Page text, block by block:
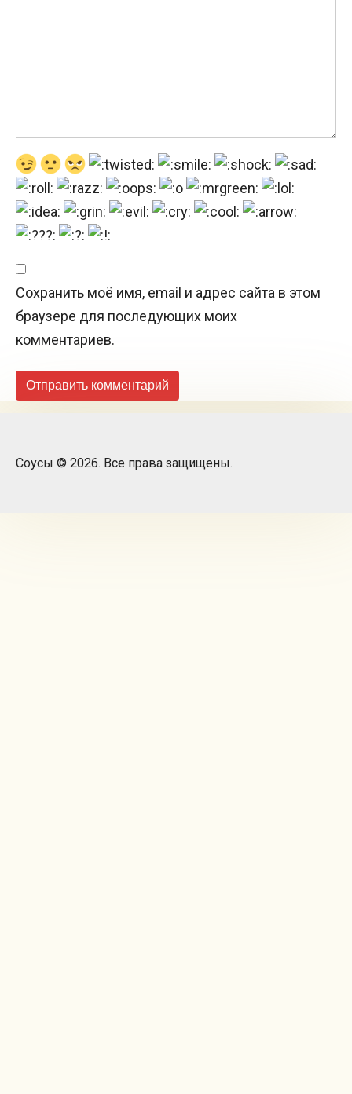
Сохранить моё имя, email и адрес сайта в этом
браузере для последующих моих
комментариев.
Соусы © 2026. Все права защищены.